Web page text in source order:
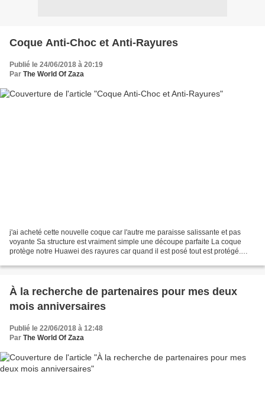
Coque Anti-Choc et Anti-Rayures
Publié le 24/06/2018 à 20:19
Par The World Of Zaza
j'ai acheté cette nouvelle coque car l'autre me paraisse salissante et pas
voyante Sa structure est vraiment simple une découpe parfaite La coque
protège notre Huawei des rayures car quand il est posé tout est protégé.
À la recherche de partenaires pour mes deux
mois anniversaires
Publié le 22/06/2018 à 12:48
Par The World Of Zaza